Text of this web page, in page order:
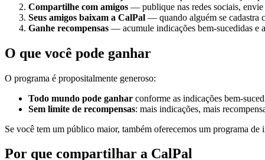
Compartilhe com amigos — publique nas redes sociais,
Seus amigos baixam a CalPal — quando alguém se cadastra
Ganhe recompensas — acumule indicações bem-sucedidas e
O que você pode ganhar
O programa é propositalmente generoso:
Todo mundo pode ganhar conforme as indicações bem-
Sem limite de recompensas: mais indicações, mais
Se você tem um público maior, também oferecemos um programa
Por que compartilhar a CalPal